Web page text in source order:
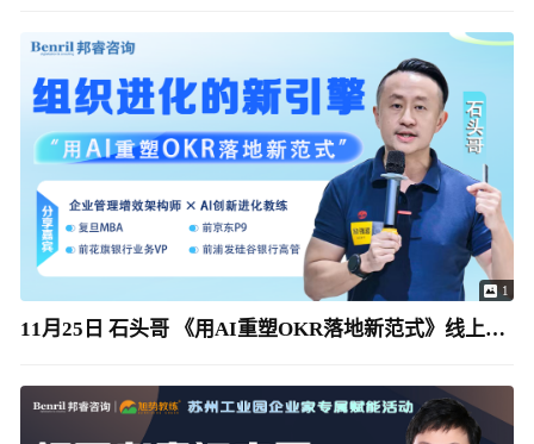
1
11月25日 石头哥 《用AI重塑OKR落地新范式》线上沙龙